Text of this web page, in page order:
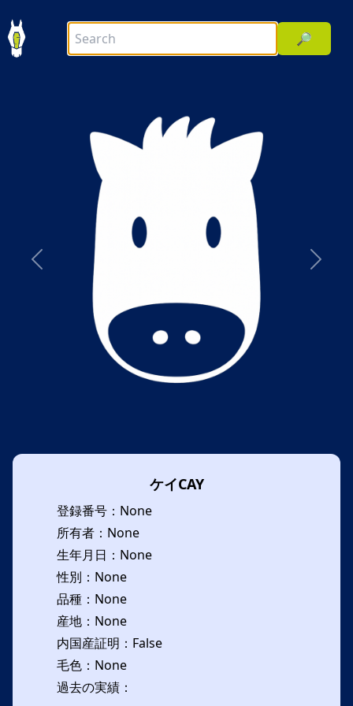
🔎
前へ 次へ
ケイCAY
登録番号：None
所有者：None
生年月日：None
性別：None
品種：None
産地：None
内国産証明：False
毛色：None
過去の実績：